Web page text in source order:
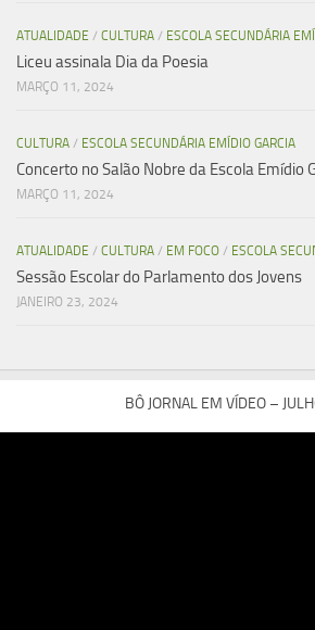
ATUALIDADE / CULTURA / ESCOLA SECUNDÁRIA
Liceu assinala Dia da Poesia
MARÇO 11, 2024
CULTURA / ESCOLA SECUNDÁRIA EMÍDIO GARCIA
Concerto no Salão Nobre da Escola Emídio
MARÇO 11, 2024
ATUALIDADE / CULTURA / EM FOCO / ESCOLA
Sessão Escolar do Parlamento dos Jovens
JANEIRO 23, 2024
BÔ JORNAL EM VÍDEO –